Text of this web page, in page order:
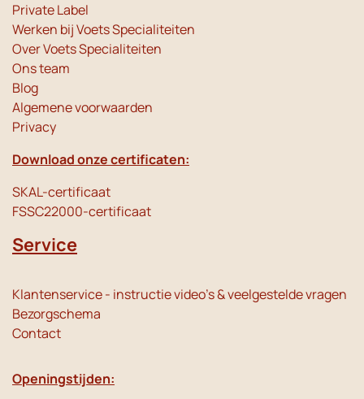
Private Label
Werken bij Voets Specialiteiten
Over Voets Specialiteiten
Ons team
Blog
Algemene voorwaarden
Privacy
Download onze certificaten:
SKAL-certificaat
FSSC22000-certificaat
Service
Klantenservice - instructie video's & veelgestelde vragen
Bezorgschema
Contact
Openingstijden: